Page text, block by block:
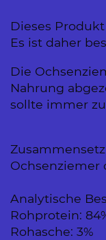
Dieses
Es ist daher
Die
Nahrung
sollte immer
Ochsenziemer
Analytische
Rohprotein:
Rohasche: 3%